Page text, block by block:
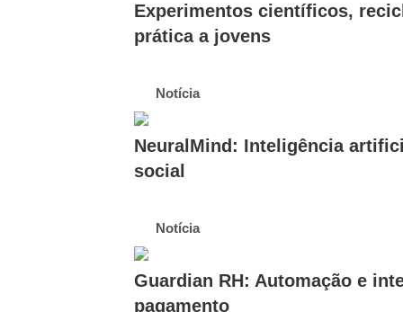
Experimentos científicos,
prática a jovens
Notícia
NeuralMind: Inteligência
social
Notícia
Guardian RH: Automação e
pagamento